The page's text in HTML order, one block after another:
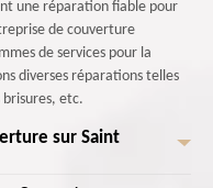
une réparation fiable pour
de couverture
de services pour la
diverses réparations telles
brisures, etc.
sur Saint